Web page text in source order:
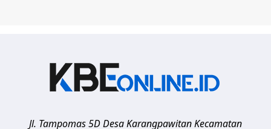
Jl. Tampomas 5D Desa Karangpawitan Kecamatan